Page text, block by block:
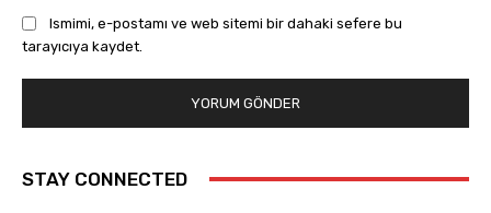
Ismimi, e-postamı ve web sitemi bir dahaki sefere bu
tarayıcıya kaydet.
STAY CONNECTED